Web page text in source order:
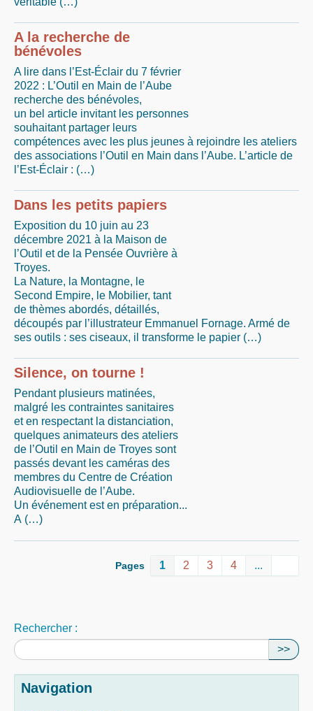
A la recherche de
bénévoles
A lire dans l’Est-Éclair du 7 février
2022 : L’Outil en Main de l’Aube
recherche des bénévoles,
un bel article invitant les personnes
souhaitant partager leurs
compétences avec les plus jeunes à rejoindre les ateliers
des associations l’Outil en Main dans l’Aube. L’article de
l’Est-Éclair : (…)
Dans les petits papiers
Exposition du 10 juin au 23
décembre 2021 à la Maison de
l’Outil et de la Pensée Ouvrière à
Troyes.
La Nature, la Montagne, le
Second Empire, le Mobilier, tant
de thèmes abordés, détaillés,
découpés par l’illustrateur Emmanuel Fornage. Armé de
ses outils : ses ciseaux, il transforme le papier (…)
Silence, on tourne !
Pendant plusieurs matinées,
malgré les contraintes sanitaires
et en respectant la distanciation,
quelques animateurs des ateliers
de l’Outil en Main de Troyes sont
passés devant les caméras des
membres du Centre de Création
Audiovisuelle de l’Aube.
Un événement est en préparation...
A (…)
Pages 1 2 3 4 ...
Rechercher :
>>
Navigation